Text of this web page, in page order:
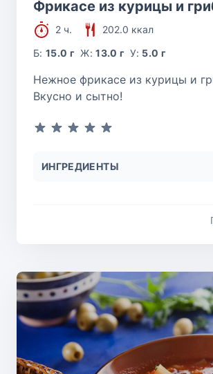
Фрикасе из курицы и
2 ч.
202.0 ккал
Б:15.0 г Ж:13.0 г У: 5.0 г
Нежное фрикасе из курицы и
Вкусно и сытно!
ИНГРЕДИЕНТЫ